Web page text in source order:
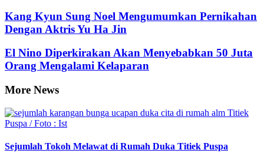
Kang Kyun Sung Noel Mengumumkan Pernikahan
Dengan Aktris Yu Ha Jin
El Nino Diperkirakan Akan Menyebabkan 50 Juta
Orang Mengalami Kelaparan
More News
Sejumlah Tokoh Melawat di Rumah Duka Titiek Puspa